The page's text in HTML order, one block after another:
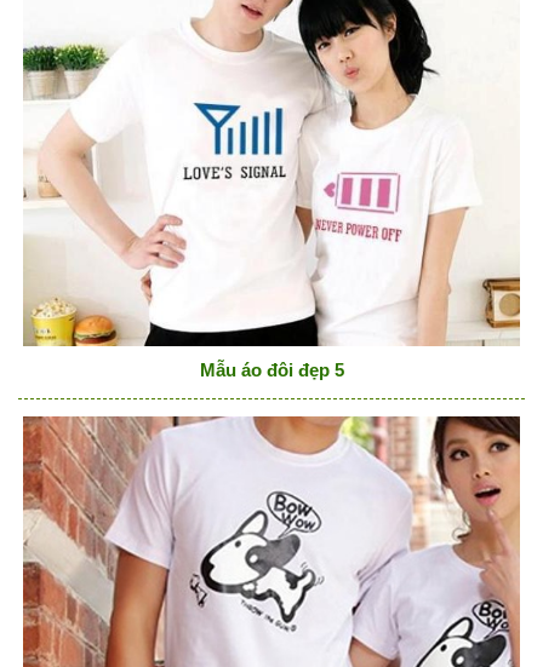
Mẫu áo đôi đẹp 5